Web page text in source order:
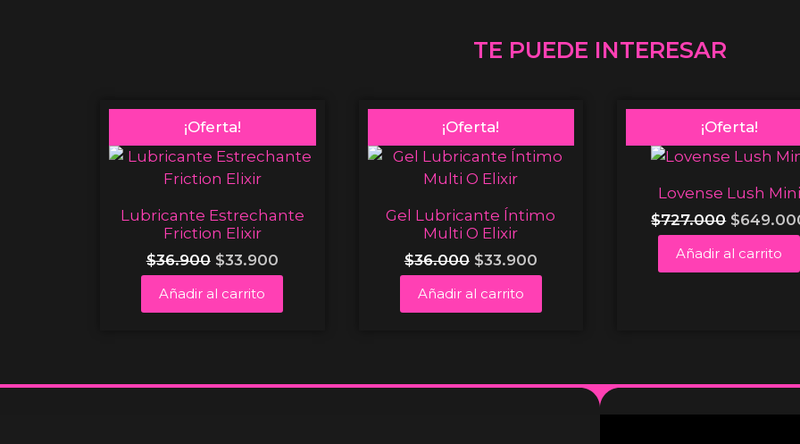
TE PUEDE INTERESAR
¡Oferta!
Lubricante Estrechante
Friction Elixir
$36.900 $33.900
Añadir al carrito
¡Oferta!
Gel Lubricante Íntimo
Multi O Elixir
$36.000 $33.900
Añadir al carrito
¡Oferta!
Lovense Lush Mini
$727.000 $
Añadir al carrito